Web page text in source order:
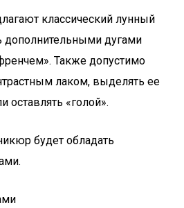
классический лунный
дополнительными дугами
Также допустимо
лаком, выделять ее
«голой».
будет обладать